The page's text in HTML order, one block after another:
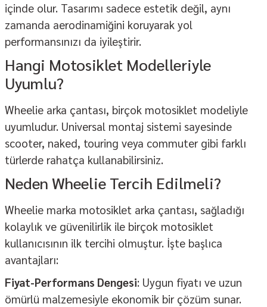
içinde olur. Tasarımı sadece estetik değil, aynı
zamanda aerodinamiğini koruyarak yol
performansınızı da iyileştirir.
Hangi Motosiklet Modelleriyle
Uyumlu?
Wheelie arka çantası, birçok motosiklet modeliyle
uyumludur. Universal montaj sistemi sayesinde
scooter, naked, touring veya commuter gibi farklı
türlerde rahatça kullanabilirsiniz.
Neden Wheelie Tercih Edilmeli?
Wheelie marka motosiklet arka çantası, sağladığı
kolaylık ve güvenilirlik ile birçok motosiklet
kullanıcısının ilk tercihi olmuştur. İşte başlıca
avantajları:
Fiyat-Performans Dengesi: Uygun fiyatı ve uzun
ömürlü malzemesiyle ekonomik bir çözüm sunar.